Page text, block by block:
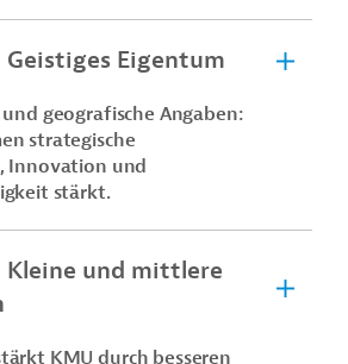
Geistiges Eigentum
geografische Angaben:
strategische
Innovation und
stärkt.
Kleine und mittlere
KMU durch besseren